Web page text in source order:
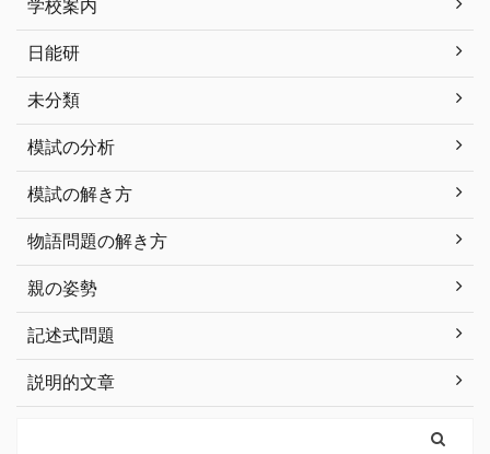
学校案内
日能研
未分類
模試の分析
模試の解き方
物語問題の解き方
親の姿勢
記述式問題
説明的文章